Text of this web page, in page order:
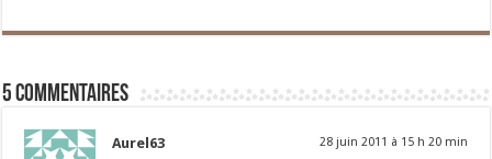
5 commentaires
Aurel63 28 juin 2011 à 15 h 20 min